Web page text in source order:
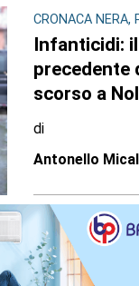
CRONACA NERA,
Infanticidi:
precedente
scorso a
di
Antonello